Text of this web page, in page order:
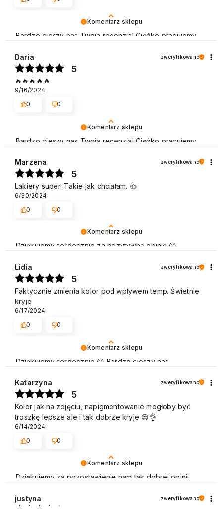
Komentarz sklepu
Bardzo cieszy nas Twoja recenzja! Ciężko pracujemy,
jesteśmy zadowoleni, że nam się udało. Mamy nadzieję,
że do nas wrócisz :) Pozdrawiamy
Komentarz sklepu
Bardzo cieszy nas Twoja recenzja! Ciężko pracujemy,
jesteśmy zadowoleni, że nam się udało. Mamy nadzieję,
że do nas wrócisz :) Pozdrawiamy
Daria zweryfikowano
5
🔥🔥🔥🔥🔥
9/16/2024
0
0
Komentarz sklepu
Dziękujemy serdecznie za pozytywną opinię 😊
oraz usług, aby były na jak najwyższym poziomie.
Pozdrawiamy
Marzena zweryfikowano
5
Lakiery super. Takie jak chciałam. 👍️
6/30/2024
0
0
Komentarz sklepu
Dziękujemy serdecznie 😊 Bardzo cieszy nas
Pozdrawiamy
Lidia zweryfikowano
5
Faktycznie zmienia kolor pod wpływem temp. Świetnie
kryje
6/17/2024
0
0
Komentarz sklepu
Dziękujemy za pozostawienie nam tak dobrej opinii.
recenzja potwierdza nasze wysiłki - dziękujemy raz
jeszcze i mamy nadzieję - do szybkiego zobaczenia!
Katarzyna zweryfikowano
5
Kolor jak na zdjęciu, napigmentowanie mogłoby być
troszkę lepsze ale i tak dobrze kryje 😊👌
6/14/2024
0
0
justyna zweryfikowano